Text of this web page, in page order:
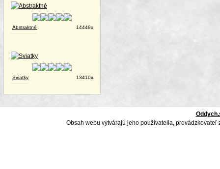
Abstraktné 14448x
Sviatky 13410x
Obsah webu vytvárajú jeho používatelia,